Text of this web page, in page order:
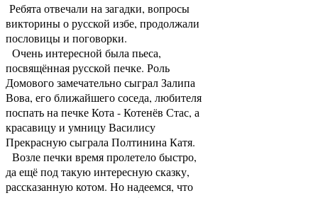
Ребята отвечали на загадки, вопросы
викторины о русской избе, продолжали
пословицы и поговорки.
Очень интересной была пьеса,
посвящённая русской печке. Роль
Домового замечательно сыграл Залипа
Вова, его ближайшего соседа, любителя
поспать на печке Кота - Котенёв Стас, а
красавицу и умницу Василису
Прекрасную сыграла Полтинина Катя.
Возле печки время пролетело быстро,
да ещё под такую интересную сказку,
рассказанную котом. Но надеемся, что